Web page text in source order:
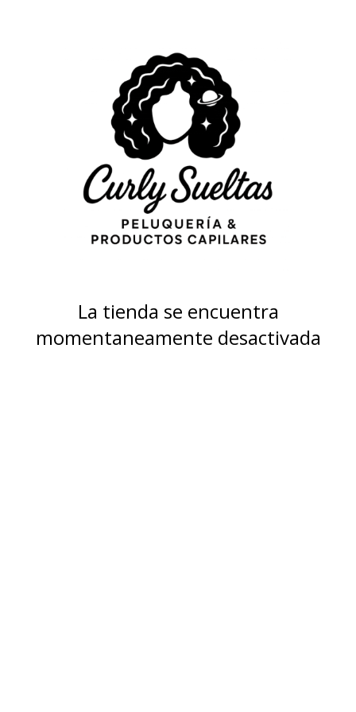
La tienda se encuentra
momentaneamente desactivada